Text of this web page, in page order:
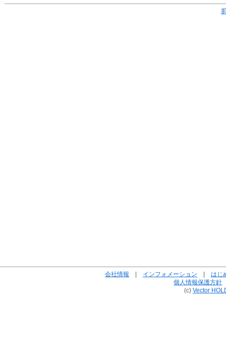
会社情報 | インフォメーション | はじ
個人情報保護方針
(c) Vector